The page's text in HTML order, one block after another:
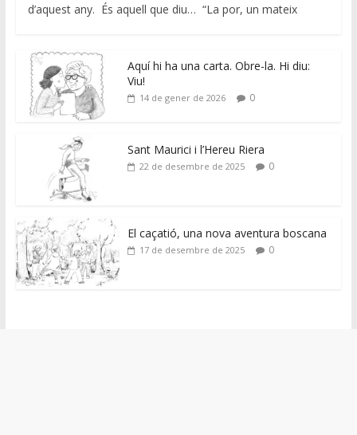
d’aquest any. És aquell que diu… “La por, un mateix
Aquí hi ha una carta. Obre-la. Hi diu:
Viu!
14 de gener de 2026 0
Sant Maurici i l’Hereu Riera
22 de desembre de 2025 0
El caçatió, una nova aventura boscana
17 de desembre de 2025 0